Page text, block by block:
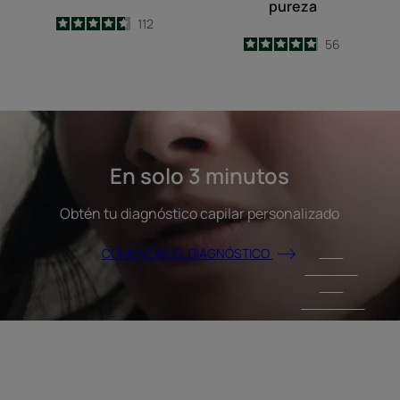
4.6
/5
112
pureza
4.9
/5
56
EL
DIAGNÓSTICO
En solo 3 minutos
Obtén tu diagnóstico capilar personalizado
COMENZAR EL DIAGNÓSTICO